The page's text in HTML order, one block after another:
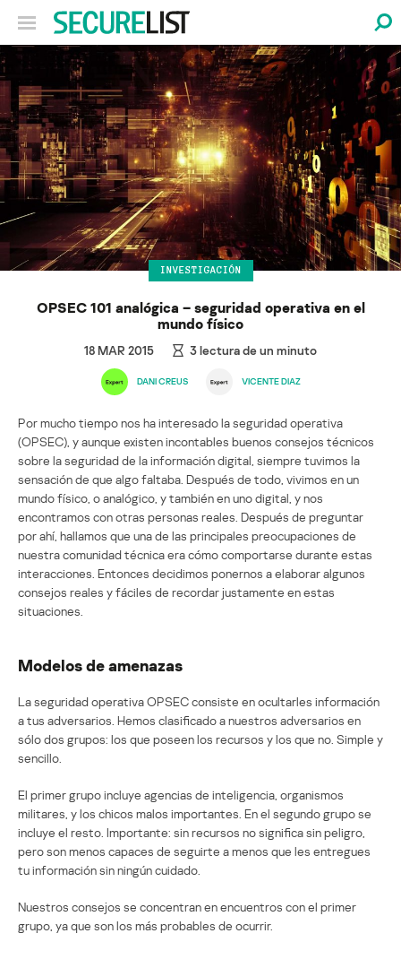
INVESTIGACIÓN
OPSEC 101 analógica – seguridad operativa en el
mundo físico
18 MAR 2015 3lectura de un minuto
DANI CREUS VICENTE DIAZ
Por mucho tiempo nos ha interesado la seguridad operativa
(OPSEC), y aunque existen incontables buenos consejos técnicos
sobre la seguridad de la información digital, siempre tuvimos la
sensación de que algo faltaba. Después de todo, vivimos en un
mundo físico, o analógico, y también en uno digital, y nos
encontramos con otras personas reales. Después de preguntar
por ahí, hallamos que una de las principales preocupaciones de
nuestra comunidad técnica era cómo comportarse durante estas
interacciones. Entonces decidimos ponernos a elaborar algunos
consejos reales y fáciles de recordar justamente en estas
situaciones.
Modelos de amenazas
La seguridad operativa OPSEC consiste en ocultarles información
a tus adversarios. Hemos clasificado a nuestros adversarios en
sólo dos grupos: los que poseen los recursos y los que no. Simple y
sencillo.
El primer grupo incluye agencias de inteligencia, organismos
militares, y los chicos malos importantes. En el segundo grupo se
incluye el resto. Importante: sin recursos no significa sin peligro,
pero son menos capaces de seguirte a menos que les entregues
tu información sin ningún cuidado.
Nuestros consejos se concentran en encuentros con el primer
grupo, ya que son los más probables de ocurrir.